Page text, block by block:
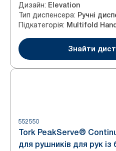
Дизайн: Elevation
Тип диспенсера: Ручні
Підкатегорія: Multifold
Знайти
552550
Tork PeakServe®
для рушників для рук